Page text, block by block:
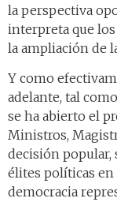
la perspectiva
interpreta que
la ampliación de
Y como
adelante, tal
se ha abierto el
Ministros,
decisión popular,
élites políticas en
democracia